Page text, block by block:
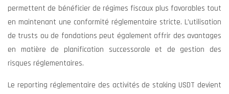
permettent de bénéficier de régimes fiscaux plus favorables tout
en maintenant une conformité réglementaire stricte. L’utilisation
de trusts ou de fondations peut également offrir des avantages
en matière de planification successorale et de gestion des
risques réglementaires.
Le reporting réglementaire des activités de staking USDT devient